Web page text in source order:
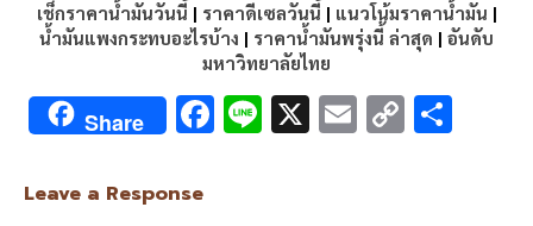
เช็กราคาน้ำมันวันนี้ | ราคาดีเซลวันนี้ | แนวโน้มราคาน้ำมัน |
น้ำมันแพงกระทบอะไรบ้าง | ราคาน้ำมันพรุ่งนี้ ล่าสุด | อันดับ
มหาวิทยาลัยไทย
Share F Li X E C
Leave a Response